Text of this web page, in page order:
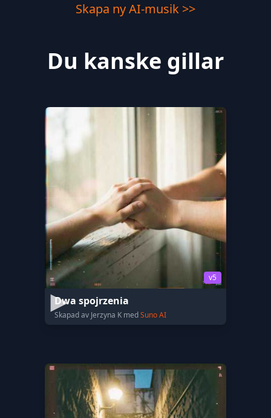
Skapa ny AI-musik >>
Du kanske gillar
v5
Dwa spojrzenia
Skapad av Jerzyna K medSuno AI